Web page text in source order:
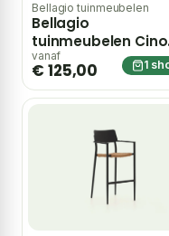
Bellagio tuinmeubelen
Bellagio
tuinmeubelen Cino
barstoel
– Rood
vanaf
€ 125,00 1